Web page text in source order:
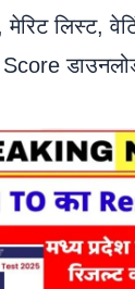
मेरिट लिस्ट,